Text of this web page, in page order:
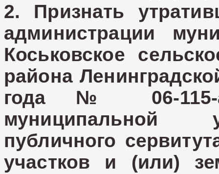
2. Признать
администрации
Коськовское
района
года № 06-115-
муниципальной
публичного
участков и (или)